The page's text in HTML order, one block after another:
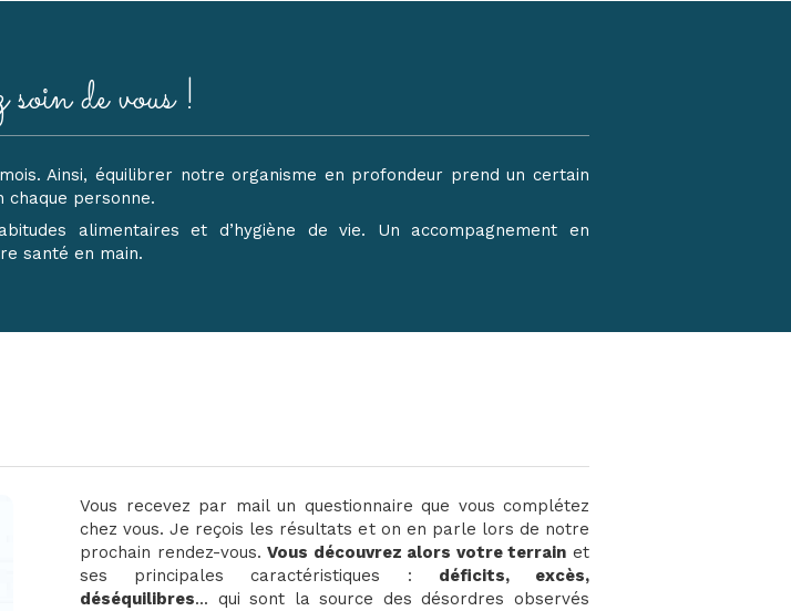
de vous !
Ainsi, équilibrer notre organisme en profondeur prend un certain
chaque personne.
alimentaires et d’hygiène de vie. Un accompagnement en
santé en main.
Vous recevez par mail un questionnaire que vous complétez
chez vous. Je reçois les résultats et on en parle lors de notre
prochain rendez-vous.Vous découvrez alors votre terrain et
ses principales caractéristiques : déficits, excès,
déséquilibres... qui sont la source des désordres observés